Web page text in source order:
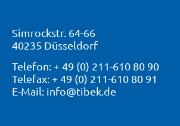
Simrockstr. 64-66
40235 Düsseldorf
Telefon: + 49 (0) 211-610 80 90
Telefax: + 49 (0) 211-610 80 91
E-Mail: info@tibek.de